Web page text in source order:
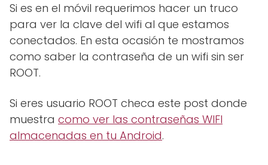
Si es en el móvil requerimos hacer un truco
para ver la clave del wifi al que estamos
conectados. En esta ocasión te mostramos
como saber la contraseña de un wifi sin ser
ROOT.
Si eres usuario ROOT checa este post donde
muestra como ver las contraseñas WIFI
almacenadas en tu Android.